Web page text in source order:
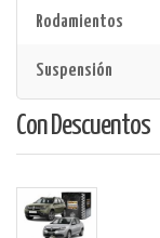
Rodamientos
Suspensión
Con Descuentos